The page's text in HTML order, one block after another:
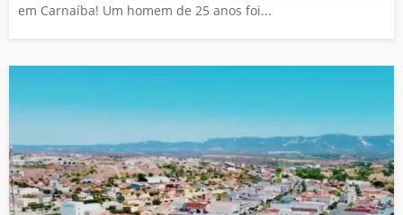
em Carnaíba! Um homem de 25 anos foi...